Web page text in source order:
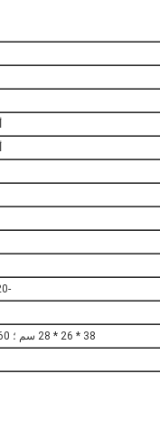
-20 درجة مئوية حتى +80 درجة مئوية
38 * 26 * 28 سم ؛ 60 قطعة / الشركة التونسية للملاحة